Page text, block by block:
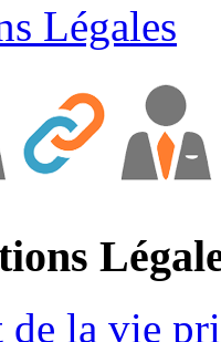
Légales
de la vie